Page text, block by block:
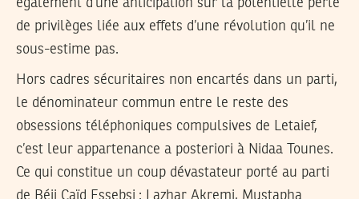
de privilèges liée aux effets d’une révolution qu’il ne
sous-estime pas.
Hors cadres sécuritaires non encartés dans un parti,
le dénominateur commun entre le reste des
obsessions téléphoniques compulsives de Letaief,
c’est leur appartenance a posteriori à Nidaa Tounes.
Ce qui constitue un coup dévastateur porté au parti
de Béji Caïd Essebsi : Lazhar Akremi, Mustapha